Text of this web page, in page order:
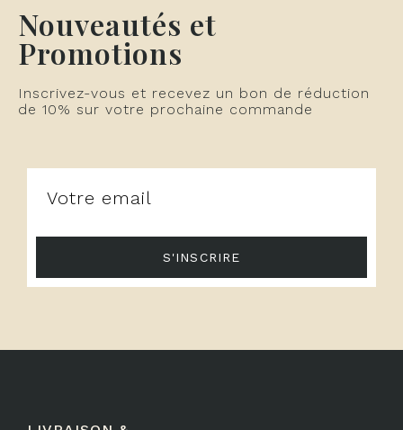
Nouveautés et
Promotions
Inscrivez-vous et recevez un bon de réduction
de 10% sur votre prochaine commande
S'INSCRIRE